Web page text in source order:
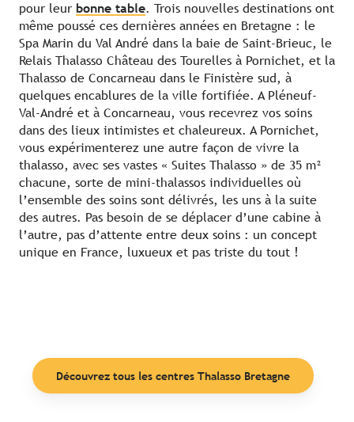
pour leur bonne table. Trois nouvelles destinations ont
même poussé ces dernières années en Bretagne : le
Spa Marin du Val André dans la baie de Saint-Brieuc, le
Relais Thalasso Château des Tourelles à Pornichet, et la
Thalasso de Concarneau dans le Finistère sud, à
quelques encablures de la ville fortifiée. A Pléneuf-
Val-André et à Concarneau, vous recevrez vos soins
dans des lieux intimistes et chaleureux. A Pornichet,
vous expérimenterez une autre façon de vivre la
thalasso, avec ses vastes « Suites Thalasso » de 35 m²
chacune, sorte de mini-thalassos individuelles où
l’ensemble des soins sont délivrés, les uns à la suite
des autres. Pas besoin de se déplacer d’une cabine à
l’autre, pas d’attente entre deux soins : un concept
unique en France, luxueux et pas triste du tout !
Découvrez tous les centres Thalasso Bretagne